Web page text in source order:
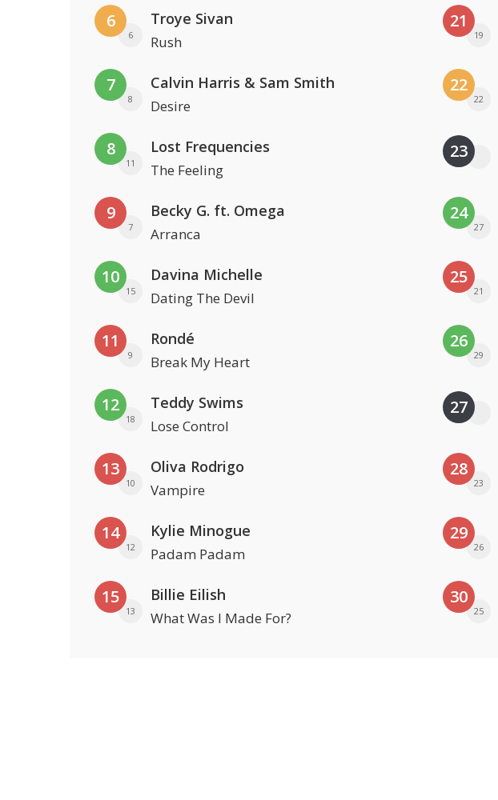
6
6
Troye Sivan
Rush
7
8
Calvin Harris & Sam Smith
Desire
8
11
Lost Frequencies
The Feeling
9
7
Becky G. ft. Omega
Arranca
10
15
Davina Michelle
Dating The Devil
11
9
Rondé
Break My Heart
12
18
Teddy Swims
Lose Control
13
10
Oliva Rodrigo
Vampire
14
12
Kylie Minogue
Padam Padam
15
13
Billie Eilish
What Was I Made For?
21
19
22
22
23
24
27
25
21
26
29
27
28
23
29
26
30
25